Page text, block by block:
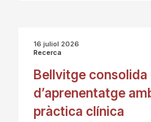
16 juliol 2026
Recerca
Bellvitge consolida
d’aprenentatge
pràctica clínica